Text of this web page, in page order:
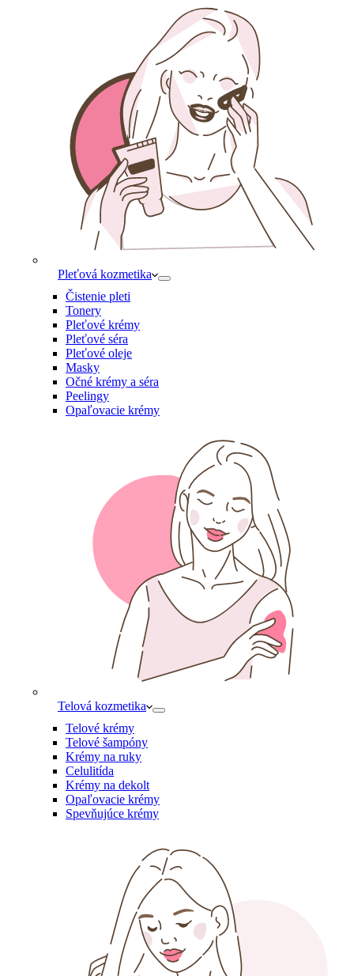
Pleťová kozmetika
Čistenie pleti
Tonery
Pleťové krémy
Pleťové séra
Pleťové oleje
Masky
Očné krémy a séra
Peelingy
Opaľovacie krémy
Telová kozmetika
Telové krémy
Telové šampóny
Krémy na ruky
Celulitída
Krémy na dekolt
Opaľovacie krémy
Spevňujúce krémy